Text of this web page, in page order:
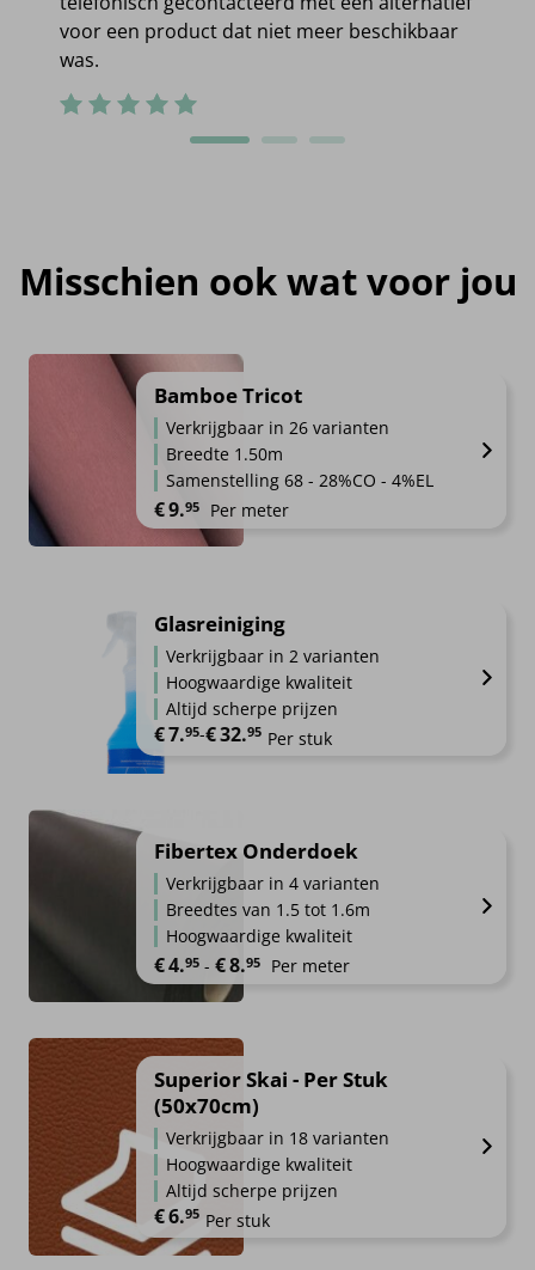
voor een product dat niet meer beschikbaar
was.
Misschien ook wat voor jou
Bamboe Tricot
Verkrijgbaar in 26 varianten
Breedte 1.50m
Samenstelling 68 - 28%CO - 4%EL
€9.95 Per meter
Glasreiniging
Verkrijgbaar in 2 varianten
Hoogwaardige kwaliteit
Altijd scherpe prijzen
€7.95-€32.95
Prijsklasse: €7.95 tot €32.95
Per stuk
Fibertex Onderdoek
Verkrijgbaar in 4 varianten
Breedtes van 1.5 tot 1.6m
Hoogwaardige kwaliteit
€4.95 - €8.95 Prijsklasse: €4.95 tot €8.95
Per meter
Superior Skai - Per Stuk
(50x70cm)
Verkrijgbaar in 18 varianten
Hoogwaardige kwaliteit
Altijd scherpe prijzen
€6.95 Per stuk